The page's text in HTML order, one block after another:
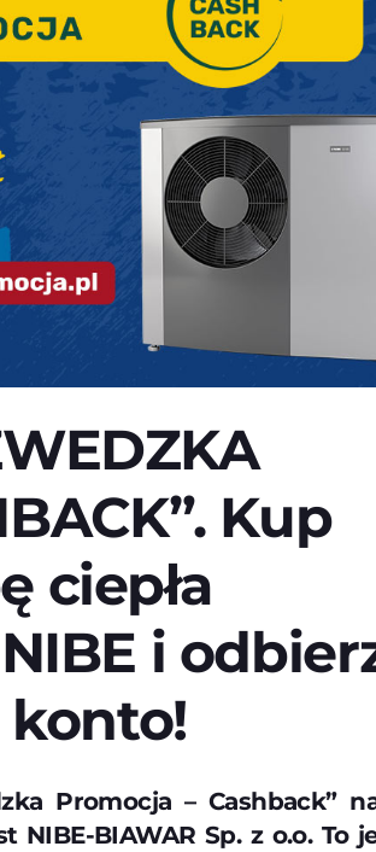
Kup
ciepła
i
konto!
Promocja – Cashback”
NIBE-BIAWAR Sp. z o.o. To